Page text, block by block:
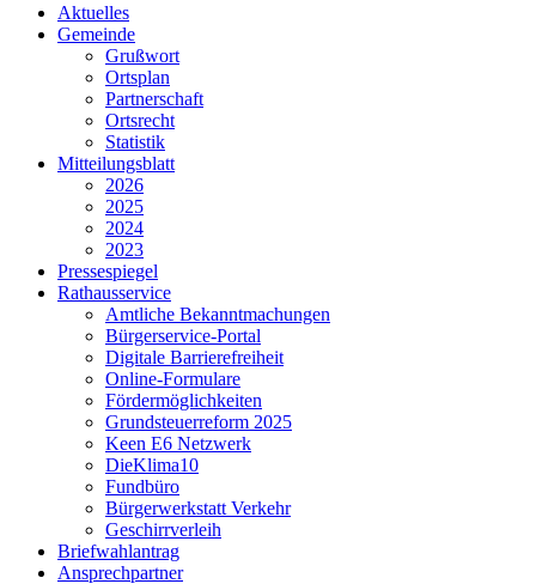
Aktuelles
Gemeinde
Grußwort
Ortsplan
Partnerschaft
Ortsrecht
Statistik
Mitteilungsblatt
2026
2025
2024
2023
Pressespiegel
Rathausservice
Amtliche Bekanntmachungen
Bürgerservice-Portal
Digitale Barrierefreiheit
Online-Formulare
Fördermöglichkeiten
Grundsteuerreform 2025
Keen E6 Netzwerk
DieKlima10
Fundbüro
Bürgerwerkstatt Verkehr
Geschirrverleih
Briefwahlantrag
Ansprechpartner